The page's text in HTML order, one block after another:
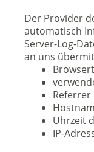
Der Provider
automatisch
Server-Log-
an uns
Referrer
Uhrzeit
IP-